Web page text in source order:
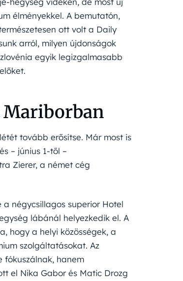
élményekkel. A bemutatón,
ott volt a Daily
arról, milyen újdonságok
egyik legizgalmasabb
Mariborban
tovább erősítse. Már most is
– június 1-től –
Zierer, a német cég
a négycsillagos superior Hotel
lábánál helyezkedik el. A
hogy a helyi közösségek, a
szolgáltatásokat. Az
fókuszálnak, hanem
el Nika Gabor és Matic Drozg